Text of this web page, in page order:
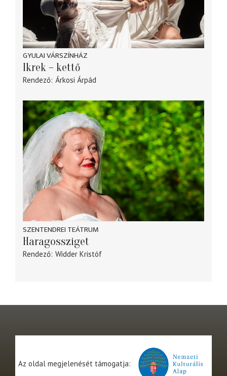
GYULAI VÁRSZÍNHÁZ
Ikrek – kettő
Rendező Árkosi Árpád
SZENTENDREI TEÁTRUM
Haragossziget
Rendező Widder Kristóf
Az oldal megjelenését támogatja: